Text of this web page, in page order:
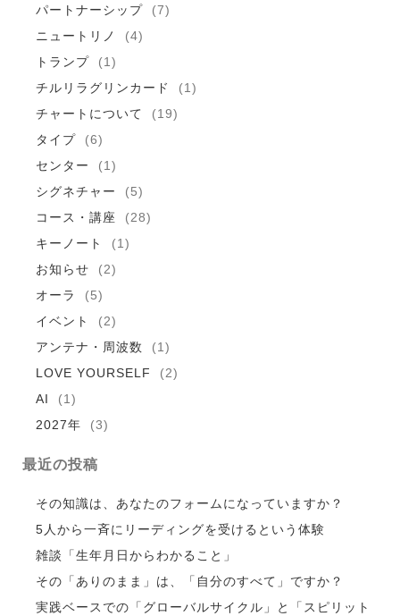
パートナーシップ
(7)
ニュートリノ
(4)
トランプ
(1)
チルリラグリンカード
(1)
チャートについて
(19)
タイプ
(6)
センター
(1)
シグネチャー
(5)
コース・講座
(28)
キーノート
(1)
お知らせ
(2)
オーラ
(5)
イベント
(2)
アンテナ・周波数
(1)
LOVE YOURSELF
(2)
AI
(1)
2027年
(3)
最近の投稿
その知識は、あなたのフォームになっていますか？
5人から一斉にリーディングを受けるという体験
雑談「生年月日からわかること」
その「ありのまま」は、「自分のすべて」ですか？
実践ベースでの「グローバルサイクル」と「スピリット